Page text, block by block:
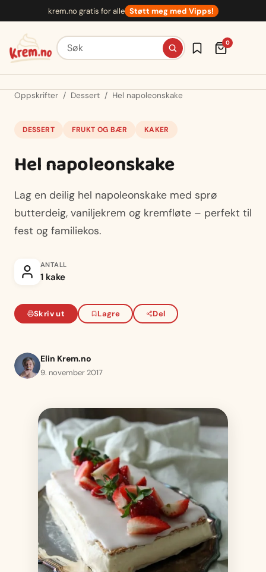
innhold
krem.no gratis for alle Støtt meg med Vipps!
Søk etter oppskrifter 0
Oppskrifter / Dessert / Hel napoleonskake
DESSERT FRUKT OG BÆR KAKER
Hel napoleonskake
Lag en deilig hel napoleonskake med sprø
butterdeig, vaniljekrem og kremfløte – perfekt til
fest og familiekos.
ANTALL
1 kake
Skriv ut Lagre Del
Elin Krem.no
9. november 2017